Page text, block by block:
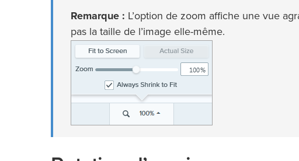
Remarque : L’option de zoom affiche une vue
pas la taille de l’image elle-même.